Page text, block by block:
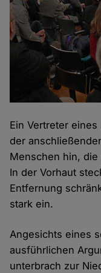
Ein Vertreter
der
Menschen hin,
In der Vorhaut
Entfernung
stark ein.
Angesichts eines
ausführlichen
unterbrach zur